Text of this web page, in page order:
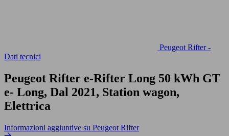
Peugeot Rifter -
Dati tecnici
Peugeot Rifter e-Rifter Long 50 kWh GT
e- Long, Dal 2021, Station wagon,
Elettrica
Informazioni aggiuntive su Peugeot Rifter